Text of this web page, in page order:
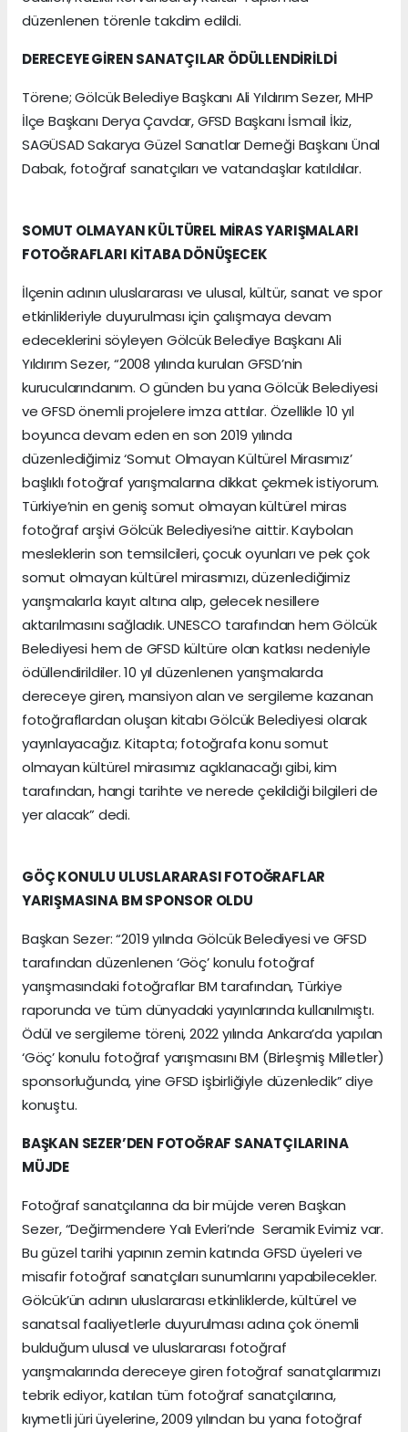
düzenlenen törenle takdim edildi.
DERECEYE GİREN SANATÇILAR ÖDÜLLENDİRİLDİ
Törene; Gölcük Belediye Başkanı Ali Yıldırım Sezer, MHP
İlçe Başkanı Derya Çavdar, GFSD Başkanı İsmail İkiz,
SAGÜSAD Sakarya Güzel Sanatlar Derneği Başkanı Ünal
Dabak, fotoğraf sanatçıları ve vatandaşlar katıldılar.
SOMUT OLMAYAN KÜLTÜREL MİRAS YARIŞMALARI
FOTOĞRAFLARI KİTABA DÖNÜŞECEK
İlçenin adının uluslararası ve ulusal, kültür, sanat ve spor
etkinlikleriyle duyurulması için çalışmaya devam
edeceklerini söyleyen Gölcük Belediye Başkanı Ali
Yıldırım Sezer, “2008 yılında kurulan GFSD’nin
kurucularındanım. O günden bu yana Gölcük Belediyesi
ve GFSD önemli projelere imza attılar. Özellikle 10 yıl
boyunca devam eden en son 2019 yılında
düzenlediğimiz ‘Somut Olmayan Kültürel Mirasımız’
başlıklı fotoğraf yarışmalarına dikkat çekmek istiyorum.
Türkiye’nin en geniş somut olmayan kültürel miras
fotoğraf arşivi Gölcük Belediyesi’ne aittir. Kaybolan
mesleklerin son temsilcileri, çocuk oyunları ve pek çok
somut olmayan kültürel mirasımızı, düzenlediğimiz
yarışmalarla kayıt altına alıp, gelecek nesillere
aktarılmasını sağladık. UNESCO tarafından hem Gölcük
Belediyesi hem de GFSD kültüre olan katkısı nedeniyle
ödüllendirildiler. 10 yıl düzenlenen yarışmalarda
dereceye giren, mansiyon alan ve sergileme kazanan
fotoğraflardan oluşan kitabı Gölcük Belediyesi olarak
yayınlayacağız. Kitapta; fotoğrafa konu somut
olmayan kültürel mirasımız açıklanacağı gibi, kim
tarafından, hangi tarihte ve nerede çekildiği bilgileri de
yer alacak” dedi.
GÖÇ KONULU ULUSLARARASI FOTOĞRAFLAR
YARIŞMASINA BM SPONSOR OLDU
Başkan Sezer: “2019 yılında Gölcük Belediyesi ve GFSD
tarafından düzenlenen ‘Göç’ konulu fotoğraf
yarışmasındaki fotoğraflar BM tarafından, Türkiye
raporunda ve tüm dünyadaki yayınlarında kullanılmıştı.
Ödül ve sergileme töreni, 2022 yılında Ankara’da yapılan
‘Göç’ konulu fotoğraf yarışmasını BM (Birleşmiş Milletler)
sponsorluğunda, yine GFSD işbirliğiyle düzenledik” diye
konuştu.
BAŞKAN SEZER’DEN FOTOĞRAF SANATÇILARINA
MÜJDE
Fotoğraf sanatçılarına da bir müjde veren Başkan
Sezer, “Değirmendere Yalı Evleri’nde Seramik Evimiz var.
Bu güzel tarihi yapının zemin katında GFSD üyeleri ve
misafir fotoğraf sanatçıları sunumlarını yapabilecekler.
Gölcük’ün adının uluslararası etkinliklerde, kültürel ve
sanatsal faaliyetlerle duyurulması adına çok önemli
bulduğum ulusal ve uluslararası fotoğraf
yarışmalarında dereceye giren fotoğraf sanatçılarımızı
tebrik ediyor, katılan tüm fotoğraf sanatçılarına,
kıymetli jüri üyelerine, 2009 yılından bu yana fotoğraf